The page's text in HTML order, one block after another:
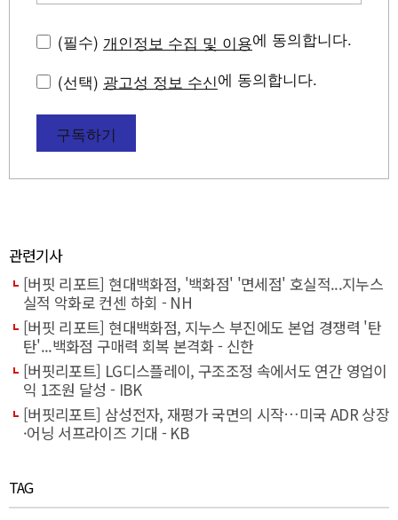
(필수) 개인정보 수집 및 이용에 동의합니다.
(선택) 광고성 정보 수신에 동의합니다.
구독하기
관련기사
[버핏 리포트] 현대백화점, '백화점' '면세점' 호실적...지누스
실적 악화로 컨센 하회 - NH
[버핏 리포트] 현대백화점, 지누스 부진에도 본업 경쟁력 '탄
탄'...백화점 구매력 회복 본격화 - 신한
[버핏리포트] LG디스플레이, 구조조정 속에서도 연간 영업이
익 1조원 달성 - IBK
[버핏리포트] 삼성전자, 재평가 국면의 시작…미국 ADR 상장
·어닝 서프라이즈 기대 - KB
TAG